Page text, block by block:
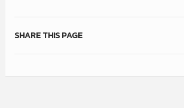
SHARE THIS PAGE